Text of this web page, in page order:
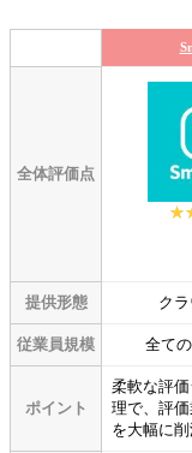
全体評価点
提供形態 クラ
従業員規模 全て
ポイント
柔軟な評
理で、評
を大幅に